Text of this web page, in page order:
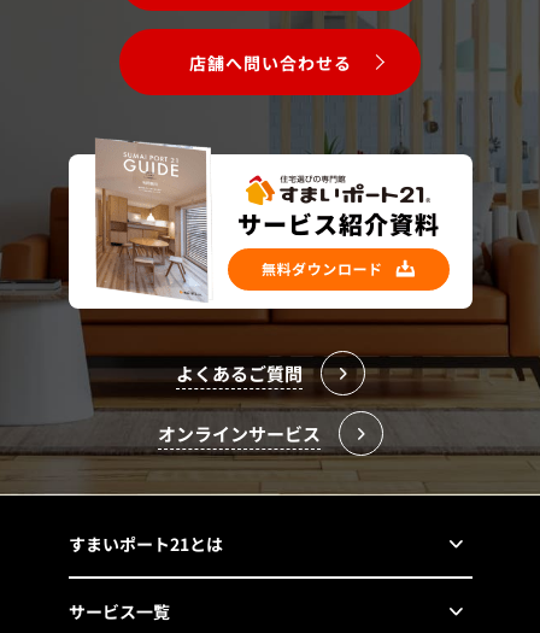
店舗へ問い合わせる
よくあるご質問
オンラインサービス
すまいポート21とは
サービス一覧